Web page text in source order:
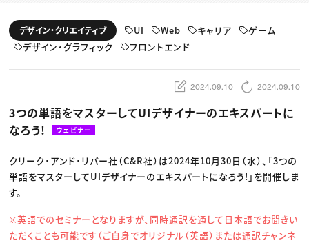
動画配信・映像制作
編集・ライティング
マーケティング
業界解説・キャリア事情
TOP Creator’s コラム トップ
Webクリエイター
アプリクリエイター
映像クリエイター
C＆R Magazine
セミナー
ニュース・トレンド
Web
映像
ゲーム・エンタメ
広告
出版
CREATIVE VILLAGEからのお知らせ
デザイン・クリエイティブ UI Web キャリア
ゲーム
デザイン・グラフィック
フロントエンド
2024.09.10 2024.09.10
3つの単語をマスターしてUIデザイナーのエキスパートに
なろう!
ウェビナー
クリーク･アンド･リバー社（C&R社）は2024年10月30日（水）、「3つの
単語をマスターしてUIデザイナーのエキスパートになろう!」を開催しま
す。
※英語でのセミナーとなりますが、同時通訳を通して日本語でお聞きい
ただくことも可能です（ご自身でオリジナル（英語）または通訳チャンネ